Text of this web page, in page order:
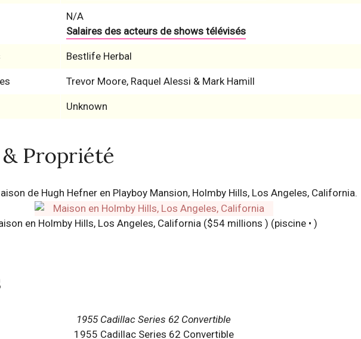
N/A
Salaires des acteurs de shows télévisés
Bestlife Herbal
Trevor Moore, Raquel Alessi & Mark Hamill
Unknown
Propriété
de Hugh Hefner en Playboy Mansion, Holmby Hills, Los Angeles, California.
en Holmby Hills, Los Angeles, California ($54 millions ) (piscine • )
1955 Cadillac Series 62 Convertible
1955 Cadillac Series 62 Convertible